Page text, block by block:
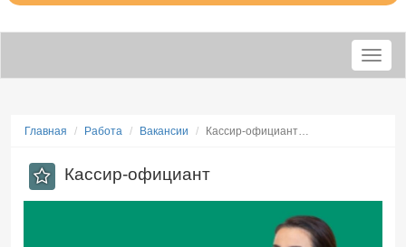
Меню
Главная Работа Вакансии Кассир-официант…
Кассир-официант